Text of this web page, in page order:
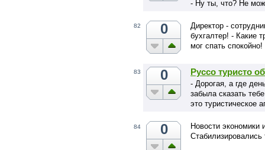
- Ну ты, что? Не
82 0
Директор -
бухгалтер! - Какие
мог спать спокойно!
83 0 Руссо туристо
- Дорогая, а где
забыла сказать
это туристическое
84 0
Новости экономики